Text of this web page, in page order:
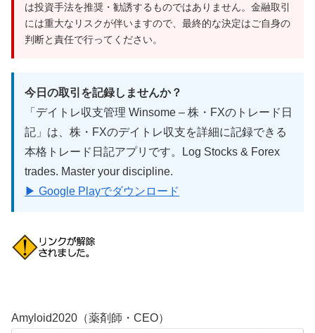
は投資手法を推奨・勧誘するものではありません。金融取引
には重大なリスクが伴いますので、最終的な決定はご自身の
判断と責任で行ってください。
今日の取引を記録しませんか？
「デイトレ収支管理 Winsome – 株・FXのトレード日
記」は、株・FXのデイトレ収支を詳細に記録できる
本格トレード日記アプリです。Log Stocks & Forex
trades. Master your discipline.
▶ Google Playでダウンロード
Amyloid2020（薬剤師・CEO）